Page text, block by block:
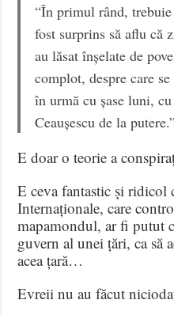
“În primul rând,
fost surprins să aflu că
au lăsat înșelate de
complot, despre care
în urmă cu șase luni,
Ceaușescu de la
E doar o teorie a
E ceva fantastic și ridicol
Internaționale, care
mapamondul, ar fi putut
guvern al unei țări, ca să
acea țară…
Evreii nu au făcut